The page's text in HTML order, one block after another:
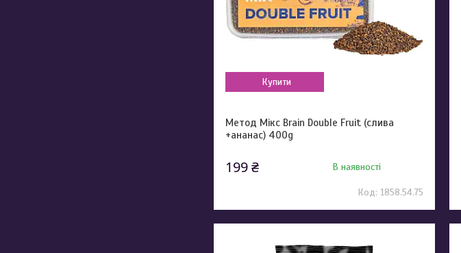
Купити
Метод Мікс Brain Double Fruit (слива
+ананас) 400g
199 ₴ В наявності
1858.54.75